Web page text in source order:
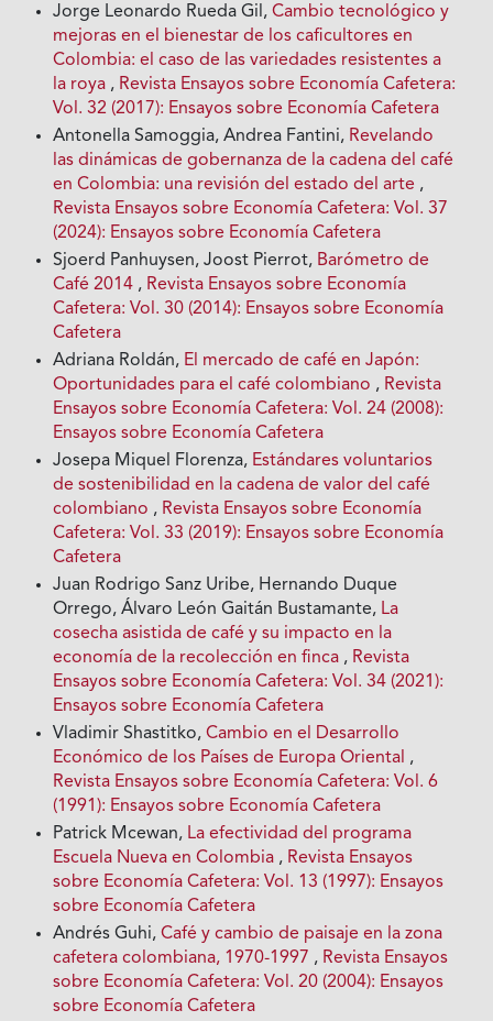
Jorge Leonardo Rueda Gil,Cambio tecnológico y
mejoras en el bienestar de los caficultores en
Colombia: el caso de las variedades resistentes a
la roya , Revista Ensayos sobre Economía Cafetera:
Vol. 32 (2017): Ensayos sobre Economía Cafetera
Antonella Samoggia, Andrea Fantini, Revelando
las dinámicas de gobernanza de la cadena del café
en Colombia: una revisión del estado del arte ,
Revista Ensayos sobre Economía Cafetera: Vol. 37
(2024): Ensayos sobre Economía Cafetera
Sjoerd Panhuysen, Joost Pierrot, Barómetro de
Café 2014 , Revista Ensayos sobre Economía
Cafetera: Vol. 30 (2014): Ensayos sobre Economía
Cafetera
Adriana Roldán, El mercado de café en Japón:
Oportunidades para el café colombiano , Revista
Ensayos sobre Economía Cafetera: Vol. 24 (2008):
Ensayos sobre Economía Cafetera
Josepa Miquel Florenza, Estándares voluntarios
de sostenibilidad en la cadena de valor del café
colombiano , Revista Ensayos sobre Economía
Cafetera: Vol. 33 (2019): Ensayos sobre Economía
Cafetera
Juan Rodrigo Sanz Uribe, Hernando Duque
Orrego, Álvaro León Gaitán Bustamante, La
cosecha asistida de café y su impacto en la
economía de la recolección en finca , Revista
Ensayos sobre Economía Cafetera: Vol. 34 (2021):
Ensayos sobre Economía Cafetera
Vladimir Shastitko,Cambio en el Desarrollo
Económico de los Países de Europa Oriental ,
Revista Ensayos sobre Economía Cafetera: Vol. 6
(1991): Ensayos sobre Economía Cafetera
Patrick Mcewan, La efectividad del programa
Escuela Nueva en Colombia , Revista Ensayos
sobre Economía Cafetera: Vol. 13 (1997): Ensayos
sobre Economía Cafetera
Andrés Guhi,Café y cambio de paisaje en la zona
cafetera colombiana, 1970-1997 , Revista Ensayos
sobre Economía Cafetera: Vol. 20 (2004): Ensayos
sobre Economía Cafetera